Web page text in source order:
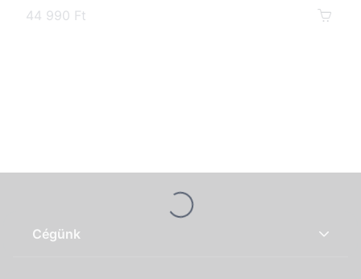
44 990 Ft
Loading...
Cégünk